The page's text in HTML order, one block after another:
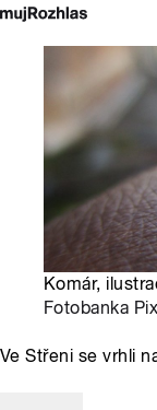
Komár,
Fotobanka
Ve Střeni se vrhli